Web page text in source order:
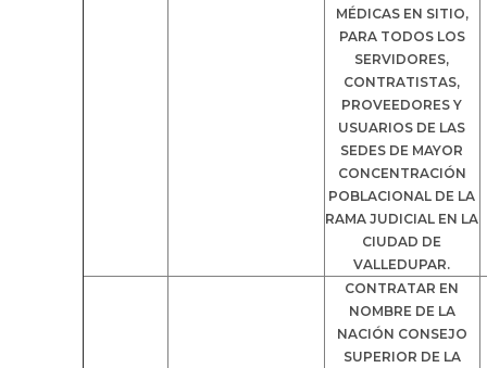
MÉDICAS EN SITIO,
PARA TODOS LOS
SERVIDORES,
CONTRATISTAS,
PROVEEDORES Y
USUARIOS DE LAS
SEDES DE MAYOR
CONCENTRACIÓN
POBLACIONAL DE LA
RAMA JUDICIAL EN LA
CIUDAD DE
VALLEDUPAR.
CONTRATAR EN
NOMBRE DE LA
NACIÓN CONSEJO
SUPERIOR DE LA